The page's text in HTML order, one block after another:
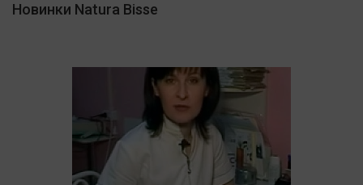
Новинки Natura Bisse